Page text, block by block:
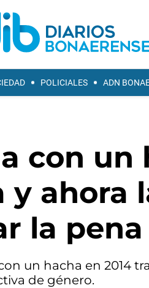
POLICIALES ADN
con un
y ahora
la pena
un hacha en 2014
de género.